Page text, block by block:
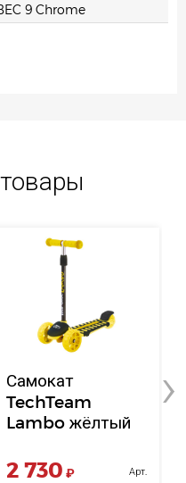
9 Chrome
Самокат
TechTeam
Lambo жёлтый
2 730 ₽
Арт.
›